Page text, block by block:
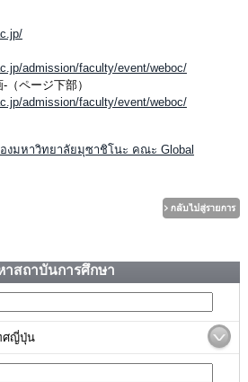
admission/faculty/event/weboc/
ページ下部）
admission/faculty/event/weboc/
งมหาวิทยาลัยมุซาชิโนะ คณะ Global
าสถาบันการศึกษา
ศญี่ปุ่น